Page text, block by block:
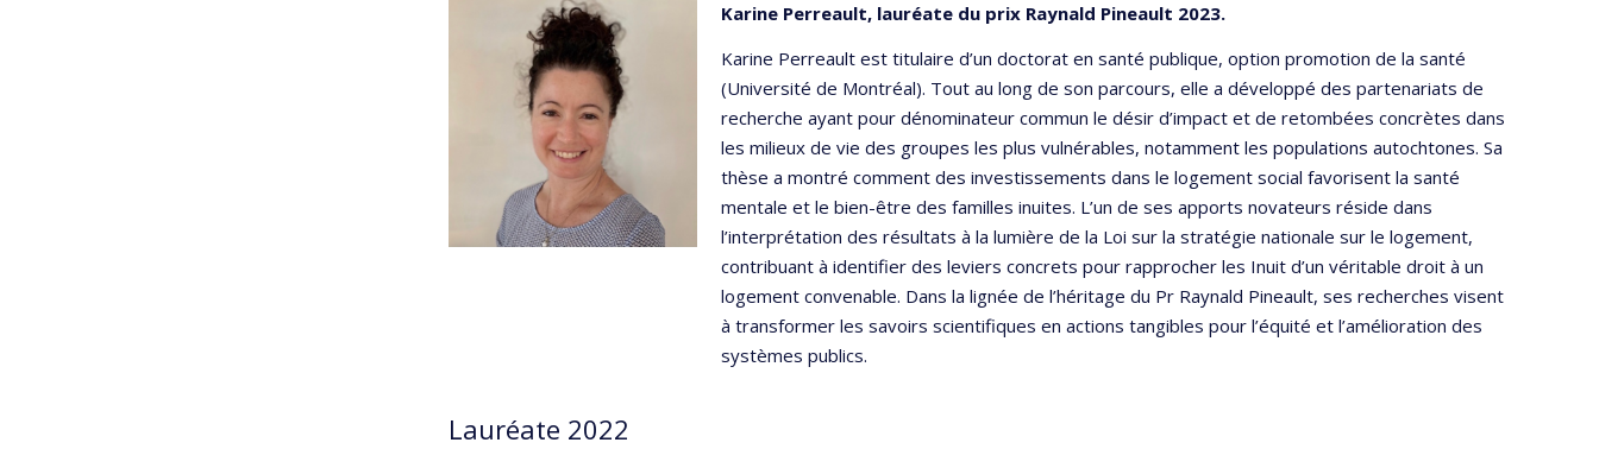
Karine Perreault, lauréate du prix Raynald Pineault 2023.
Karine Perreault est titulaire d’un doctorat en santé publique, option promotion de la santé
(Université de Montréal). Tout au long de son parcours, elle a développé des partenariats de
recherche ayant pour dénominateur commun le désir d’impact et de retombées concrètes dans
les milieux de vie des groupes les plus vulnérables, notamment les populations autochtones. Sa
thèse a montré comment des investissements dans le logement social favorisent la santé
mentale et le bien-être des familles inuites. L’un de ses apports novateurs réside dans
l’interprétation des résultats à la lumière de la Loi sur la stratégie nationale sur le logement,
contribuant à identifier des leviers concrets pour rapprocher les Inuit d’un véritable droit à un
logement convenable. Dans la lignée de l’héritage du Pr Raynald Pineault, ses recherches visent
à transformer les savoirs scientifiques en actions tangibles pour l’équité et l’amélioration des
systèmes publics.
Lauréate 2022